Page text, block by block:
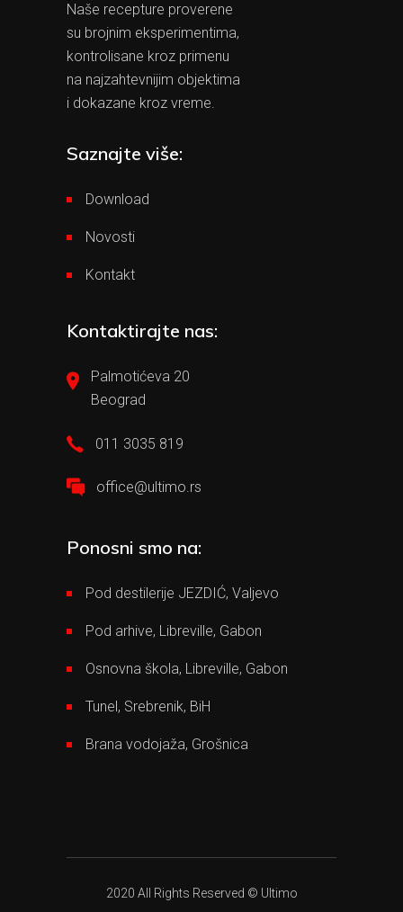
Naše recepture proverene
su brojnim eksperimentima,
kontrolisane kroz primenu
na najzahtevnijim objektima
i dokazane kroz vreme.
Saznajte više:
Download
Novosti
Kontakt
Kontaktirajte nas:
Palmotićeva 20
Beograd
011 3035 819
office@ultimo.rs
Ponosni smo na:
Pod destilerije JEZDIĆ, Valjevo
Pod arhive, Libreville, Gabon
Osnovna škola, Libreville, Gabon
Tunel, Srebrenik, BiH
Brana vodojaža, Grošnica
2020 All Rights Reserved © Ultimo